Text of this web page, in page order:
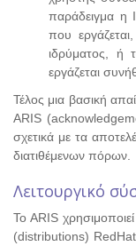
παράδειγμα η
που
ιδρύματος, ή
εργάζεται
Τέλος μια βασική
ARIS
σχετικά με τα
διατιθέμενων πόρων.
Λειτουργικό
Το ARIS
(distributions)